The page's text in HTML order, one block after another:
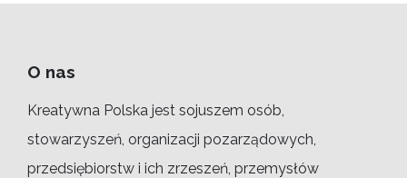
O nas
Kreatywna Polska jest sojuszem osób,
stowarzyszeń, organizacji pozarządowych,
przedsiębiorstw i ich zrzeszeń, przemysłów